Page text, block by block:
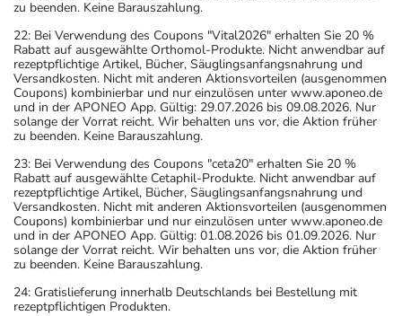
zu beenden. Keine Barauszahlung.
22: Bei Verwendung des Coupons "Vital2026" erhalten Sie 20 %
Rabatt auf ausgewählte Orthomol-Produkte. Nicht anwendbar auf
rezeptpflichtige Artikel, Bücher, Säuglingsanfangsnahrung und
Versandkosten. Nicht mit anderen Aktionsvorteilen (ausgenommen
Coupons) kombinierbar und nur einzulösen unter www.aponeo.de
und in der APONEO App. Gültig: 29.07.2026 bis 09.08.2026. Nur
solange der Vorrat reicht. Wir behalten uns vor, die Aktion früher
zu beenden. Keine Barauszahlung.
23: Bei Verwendung des Coupons "ceta20" erhalten Sie 20 %
Rabatt auf ausgewählte Cetaphil-Produkte. Nicht anwendbar auf
rezeptpflichtige Artikel, Bücher, Säuglingsanfangsnahrung und
Versandkosten. Nicht mit anderen Aktionsvorteilen (ausgenommen
Coupons) kombinierbar und nur einzulösen unter www.aponeo.de
und in der APONEO App. Gültig: 01.08.2026 bis 01.09.2026. Nur
solange der Vorrat reicht. Wir behalten uns vor, die Aktion früher
zu beenden. Keine Barauszahlung.
24: Gratislieferung innerhalb Deutschlands bei Bestellung mit
rezeptpflichtigen Produkten.